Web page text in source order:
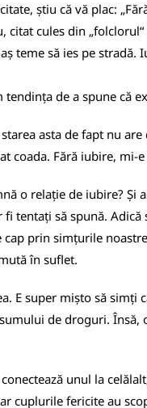
știu că vă plac:
citat cules din
teme să ies pe
tendința de a spune că
asta de fapt nu
coada. Fără iubire, mi-
o relație de iubire?
tentați să spună.
prin simțurile
în suflet.
E super mișto să simți
de droguri.
unul la
cuplurile fericite au